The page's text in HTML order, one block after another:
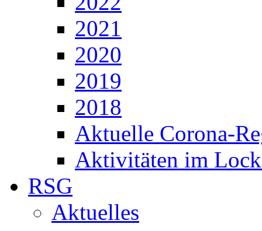
2021
2020
2019
2018
Aktuelle Corona-
Aktivitäten im
RSG
Aktuelles